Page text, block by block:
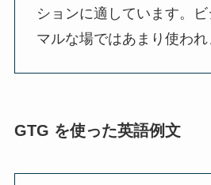
ションに適しています。
マルな場ではあまり使われ
GTG を使った英語例文